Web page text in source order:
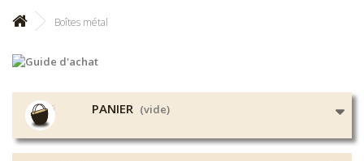
Boîtes métal
PANIER (vide)